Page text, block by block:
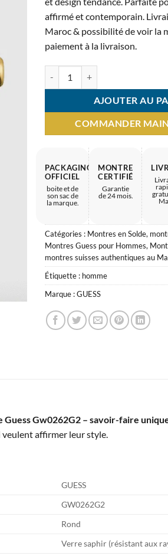
était :
2.800
affirmé et contemporain.
Maroc & possibilité de voir la
paiement à la livraison.
AJOUTER AU
COMMANDER
PACKAGING
OFFICIEL
boite et de
son sac de
la marque.
MONTRE
CERTIFIÉ
Garantie
de 24 mois.
Catégories : Montres en Solde,
Montres Guess pour Hommes,
montres suisses authentiques au
Étiquette : homme
Marque :GUESS
Guess Gw0262G2 – savoir-faire
veulent affirmer leur style.
GUESS
GW0262G2
Rond
Verre saphir (résistant aux